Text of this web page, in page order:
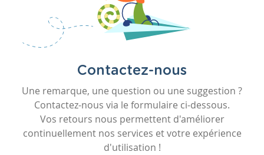
Contactez-nous
Une remarque, une question ou une suggestion ?
Contactez-nous via le formulaire ci-dessous.
Vos retours nous permettent d'améliorer
continuellement nos services et votre expérience
d'utilisation !